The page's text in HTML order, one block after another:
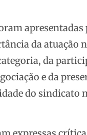
apresentadas
da atuação
da
e da
do sindicato